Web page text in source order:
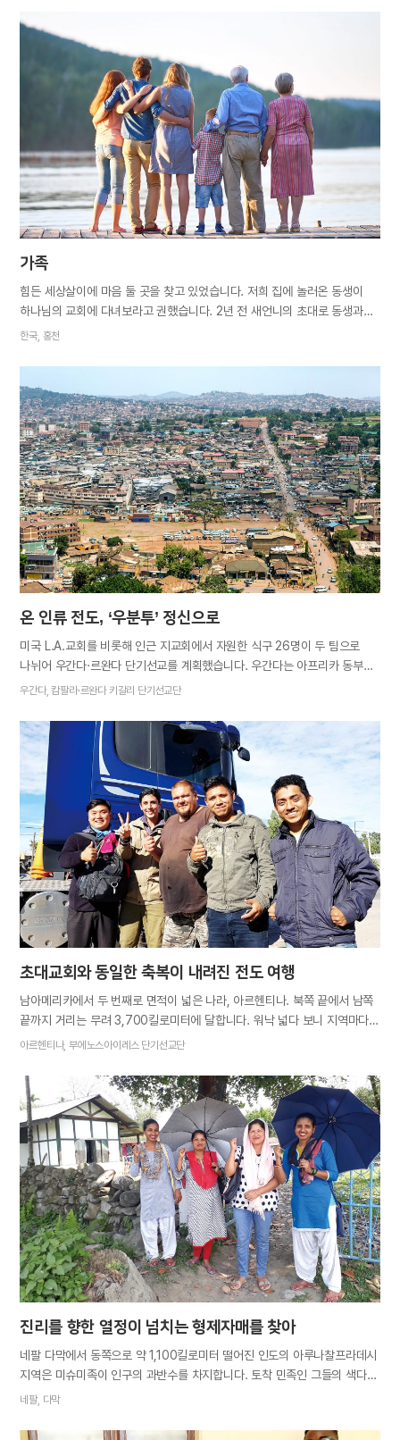
날 사람들의 구설에 오른 것을 알고 몹시 당황했습니다. 다행히 입사 후부터
저를 쭉 지켜봐오며 제게 좋은 인상을 가졌던 상사 덕분에 아무 일 없이
지나가긴 했지만 이후로 구원의 소식을 전하려는 것이 대단한 잘못이라도
되는 양 움츠러들었습니다. 얼마 뒤 새로운 실습생이 왔습니다. 어느 정도
가까워지고 나자 실습생이 저에게 휴일에 뭘 하는지 물었습니다. 제가
토요일에는 교회를 간다고 하니 실습생이 반색했습니다. “저도 어릴 때 잠깐
교회에 다녔는데 좋지 않은 인상을 받아 안 다니고 있어요. 이제 다시
다녀볼까 생각 중이에요.”…
가족
힘든 세상살이에 마음 둘 곳을 찾고 있었습니다. 저희 집에 놀러온 동생이
하나님의 교회에 다녀보라고 권했습니다. 2년 전 새언니의 초대로 동생과
같이 가보았던 그 교회였습니다. 주위에서 비방하는 말을 듣고 발길을 돌린
내키지는 않았지만 동생이 하도 간절히 바라기에 소원이나 들어주자는
심정으로 따라나섰다가 하나님의 자녀가 되었습니다. 한 달 후 다른
지역으로 이사하면서 본격적으로 성경 공부도 시작했습니다. 성경이 그토록
재미있는 책인 줄 처음 알았습니다. 여태껏 몇 장만 읽어도 잠이 쏟아지던
책이 새벽까지 읽고 또 읽어도 전혀 지루하지 않았습니다. 특히 성경의
예언을 살필 때는 전율을 느꼈습니다. 예배를 드리다가 참 하나님을 만난
감격에 가슴이 벅차올라 여러 번 눈물을 흘렸습니다. 이 행복을 다른
가족과도 나누고 싶어 진리를 전했습니다. 친정에는 오랫동안 개신교 교회에
몸담으며 직분을 받은 가족도 있고, 나름대로 목회자의…
한국, 홍천
온 인류 전도, ‘우분투’ 정신으로
미국 L.A.교회를 비롯해 인근 지교회에서 자원한 식구 26명이 두 팀으로
나뉘어 우간다·르완다 단기선교를 계획했습니다. 우간다는 아프리카 동부
내륙에 위치해 있고, 르완다는 우간다 남서쪽에 국경을 맞대고 있는 이웃
우간다는 영어와 스와힐리어가 공용어인 반면, 르완다는 프랑스어와
르완다어를 많이 사용합니다. 대부분의 식구들에게 두 나라는 이름만 들어본
미지의 세계였습니다. 특히 르완다에는 아직 한 번도 복음이 전파된 적
없다는 이야기를 듣고 식구들의 기대와 설렘은 더욱 커졌습니다. 얼마나
많은 하늘 가족이 우리를 기다리고 있을지 잔뜩 기대하며 여정을
준비했지요. 하늘 가족을 찾는 것은 물론 물설고 낯선 곳에서 아버지
어머니의 복음 길을 따르며 두 분의 희생을 조금이나마 깨닫길 간절히
바랐습니다. L.A.를 떠나 튀르키예를 거쳐 우간다 수도 캄팔라까지 꼬박
이틀이 걸렸습니다. 르완다 팀은 우간다에서 다시 버스를 타고 11시간을 더…
우간다, 캄팔라·르완다 키갈리 단기선교단
초대교회와 동일한 축복이 내려진 전도 여행
남아메리카에서 두 번째로 면적이 넓은 나라, 아르헨티나. 북쪽 끝에서 남쪽
끝까지 거리는 무려 3,700킬로미터에 달합니다. 워낙 넓다 보니 지역마다
기후도 다릅니다. 북쪽은 일 년 내내 무더운 반면 남극의 입구로 알려진
안에 다양한 환경과 문화가 공존해서인지 이곳 사람들, 특히 젊은이들은
여행을 참 좋아합니다. 오랫동안 이어진 경제난 때문에 대부분 생활이
빠듯한 데다 먼 도시에 한 번 가려면 차비도 만만치 않지만, 아르헨티나에는
견문을 넓히고 추억을 남기려 최소한의 짐과 경비만으로 여행을 다니는
청년들이 많습니다. 거기서 힌트를 얻었습니다. 저희 부에노스아이레스
시온의 청년들도 여행하듯 즐겁게 단기선교를 떠나기로 계획한 겁니다.
그동안 복음에 힘을 보태고 싶어 하면서도 여유가 없고 걱정과 두려움만
앞서 적극적으로 나서지 못한 저희였기에 이번 단기선교가 더없이 특별하게
느껴졌습니다. 단기선교단의 최종 목적지는 부에노스아이레스에서
1,700킬로미터 떨어진 추부트주(州).…
아르헨티나, 부에노스아이레스 단기선교단
진리를 향한 열정이 넘치는 형제자매를 찾아
네팔 다막에서 동쪽으로 약 1,100킬로미터 떨어진 인도의 아루나찰프라데시
지역은 미슈미족이 인구의 과반수를 차지합니다. 토착 민족인 그들의 색다른
언어와 문화를 접할 때면 꼭 다른 행성에 온 것처럼 느껴집니다. 사마리아와
친인척을 전도하기 위해 이사하면서 아루나찰프라데시 복음 개척이
네팔, 다막